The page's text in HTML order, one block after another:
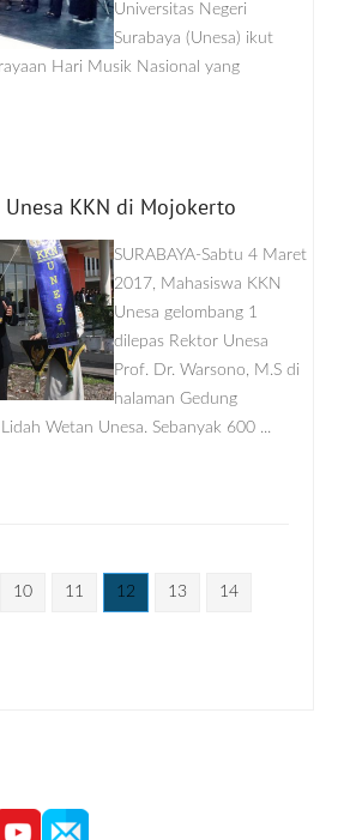
Universitas Negeri
Surabaya (Unesa) ikut
Hari Musik Nasional yang
KKN di Mojokerto
SURABAYA-Sabtu 4 Maret
2017, Mahasiswa KKN
Unesa gelombang 1
dilepas Rektor Unesa
Prof. Dr. Warsono, M.S di
halaman Gedung
Wetan Unesa. Sebanyak 600 ...
10 11 12 13 14